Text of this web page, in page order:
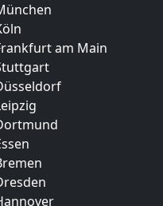
am Main